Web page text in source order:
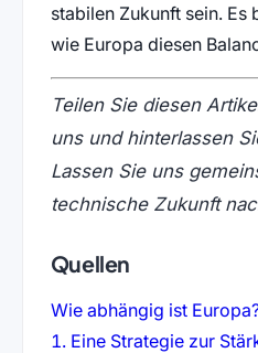
stabilen Zukunft sein. Es
wie Europa diesen
Teilen Sie diesen
uns und hinterlassen
Lassen Sie uns
technische Zukunft
Quellen
Wie abhängig ist
1. Eine Strategie zur